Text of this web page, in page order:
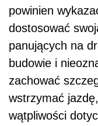
powinien
dostosować
panujących na
budowie i
zachować
wstrzymać
wątpliwości